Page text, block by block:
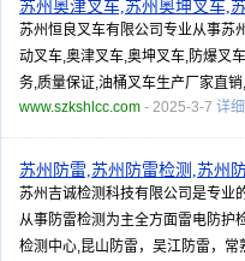
苏州奥津叉车,苏州奥坤叉车,
苏州恒良叉车有限公司专业从事苏
动叉车,奥津叉车,奥坤叉车,防爆叉
务,质量保证,油桶叉车生产厂家直
www.szkshlcc.com - 2025-3-7 详细
苏州防雷,苏州防雷检测,苏州
苏州吉诚检测科技有限公司是专业
从事防雷检测为主全方面雷电防护
检测中心,昆山防雷，吴江防雷，